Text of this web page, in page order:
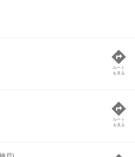
ルート
を見る
ルート
を見る